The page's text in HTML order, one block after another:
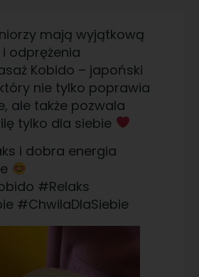
mają wyjątkową
odprężenia
Kobido – japoński
nie tylko poprawia
ale także pozwala
tylko dla siebie
i dobra energia
#Relaks
#ChwilaDlaSiebie